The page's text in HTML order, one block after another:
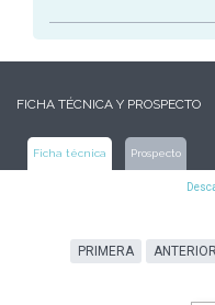
FICHA TÉCNICA Y PROSPECTO
Ficha técnica Prospecto
PRIMERA ANTERIOR